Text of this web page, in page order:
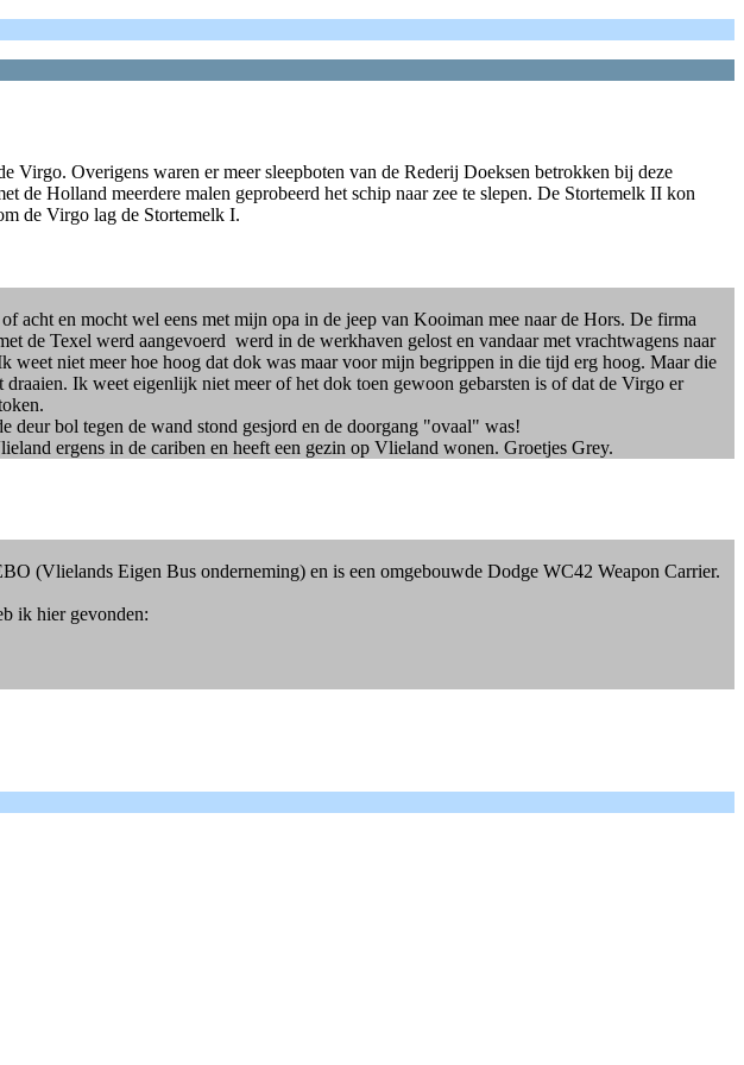
Overigens waren er meer sleepboten van de Rederij Doeksen betrokken bij deze
Holland meerdere malen geprobeerd het schip naar zee te slepen. De Stortemelk II kon
de Virgo lag de Stortemelk I.
en mocht wel eens met mijn opa in de jeep van Kooiman mee naar de Hors. De firma
de Texel werd aangevoerd werd in de werkhaven gelost en vandaar met vrachtwagens naar
niet meer hoe hoog dat dok was maar voor mijn begrippen in die tijd erg hoog. Maar die
Ik weet eigenlijk niet meer of het dok toen gewoon gebarsten is of dat de Virgo er
deur bol tegen de wand stond gesjord en de doorgang "ovaal" was!
ergens in de cariben en heeft een gezin op Vlieland wonen. Groetjes Grey.
(Vlielands Eigen Bus onderneming) en is een omgebouwde Dodge WC42 Weapon Carrier.
ik hier gevonden: